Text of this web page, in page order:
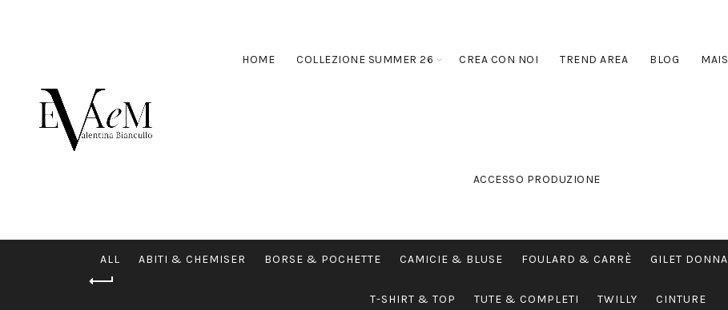
HOME COLLEZIONE SUMMER 26 CREA CON NOI TREND AREA BLOG
ACCESSO PRODUZIONE
ALL ABITI & CHEMISER BORSE & POCHETTE CAMICIE & BLUSE FOULARD & CARRÈ GILET DONNA
T-SHIRT & TOP TUTE & COMPLETI TWILLY CINTURE